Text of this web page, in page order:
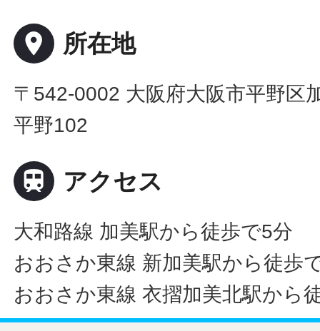
place 所在地
〒542-0002 大阪府大阪市平野区
平野102
 アクセス
大和路線 加美駅から徒歩で5分
おおさか東線 新加美駅から徒歩
おおさか東線 衣摺加美北駅から